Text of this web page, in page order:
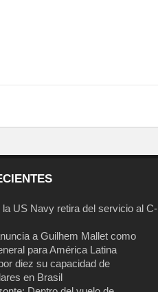
US Navy retira del servicio al C-
a Guilhem Mallet como
para América Latina
diez su capacidad de
en Brasil